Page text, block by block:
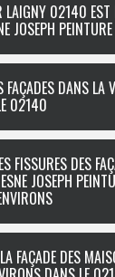
LAIGNY 02140 EST
JOSEPH
FAÇADES DANS LA
02140
FISSURES DES
JOSEPH
FAÇADE DES